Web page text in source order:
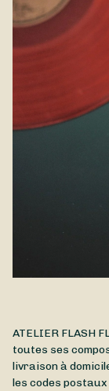
et de notre
Nous tenons à
forme Sessile
bouquet à la
ATELIER FLASH
toutes ses
livraison à
les codes